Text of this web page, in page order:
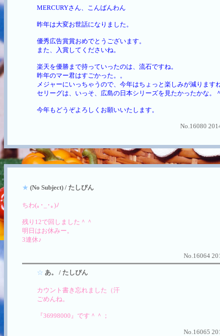
MERCURYさん、こんばんわん
昨年は大変お世話になりました。
優秀広告賞賞おめでとうございます。
また、入賞してくださいね。
楽天を優勝まで持っていったのは、流石ですね。
昨年のマー君はすごかった。。
メジャーにいっちゃうので、今年はちょっと楽しみが減ります
セリーグは、いっそ、広島の日本シリーズを見たかったかな。
今年もどうぞよろしくお願いいたします。
No.16080
★ (No Subject) / たしぴん
ちわ(｡･_･｡)ﾉ
残り12で回しました＾＾
明日はお休みー。
3連休♪
No.16064
☆ あ。 / たしぴん
カウント書き忘れました（汗
ごめんね。
『36998000』です＾＾；
No.16065